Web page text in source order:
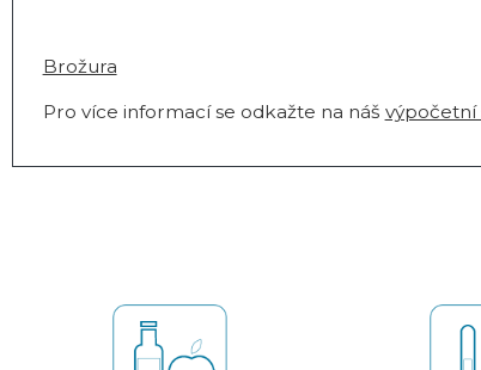
Brožura
Pro více informací se odkažte na náš výpočetní